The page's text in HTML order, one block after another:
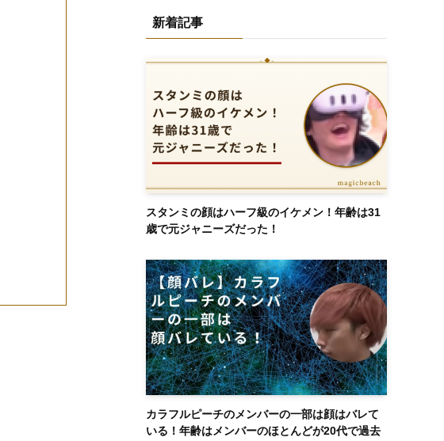
新着記事
スタンミの顔はハーフ級のイケメン！年齢は31
歳で元ジャニーズだった！
カラフルピーチのメンバーの一部は顔はバレて
いる！年齢はメンバーのほとんどが20代で過去